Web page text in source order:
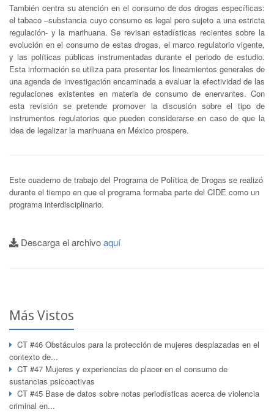
También centra su atención en el consumo de dos drogas específicas:
el tabaco –substancia cuyo consumo es legal pero sujeto a una estricta
regulación- y la marihuana. Se revisan estadísticas recientes sobre la
evolución en el consumo de estas drogas, el marco regulatorio vigente,
y las políticas públicas instrumentadas durante el periodo de estudio.
Esta información se utiliza para presentar los lineamientos generales de
una agenda de investigación encaminada a evaluar la efectividad de las
regulaciones existentes en materia de consumo de enervantes. Con
esta revisión se pretende promover la discusión sobre el tipo de
instrumentos regulatorios que pueden considerarse en caso de que la
idea de legalizar la marihuana en México prospere.
Este cuaderno de trabajo del Programa de Política de Drogas se realizó
durante el tiempo en que el programa formaba parte del CIDE como un
programa interdisciplinario.
Descarga el archivoaquí
Más Vistos
CT #46 Obstáculos para la protección de mujeres desplazadas en el
contexto de...
CT #47 Mujeres y experiencias de placer en el consumo de
sustancias psicoactivas
CT #45 Base de datos sobre notas periodísticas acerca de violencia
criminal en...